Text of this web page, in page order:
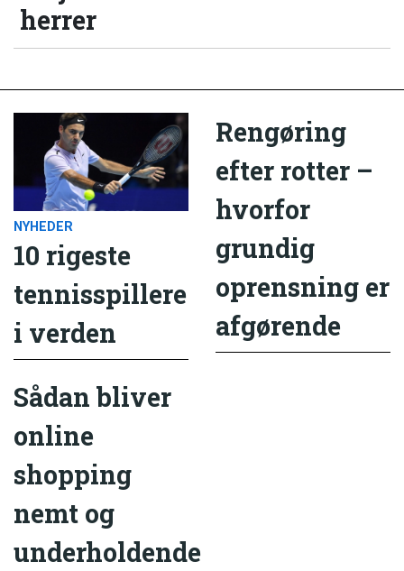
herrer
NYHEDER
10 rigeste
tennisspillere
i verden
Rengøring
efter rotter –
hvorfor
grundig
oprensning er
afgørende
Sådan bliver
online
shopping
nemt og
underholdende